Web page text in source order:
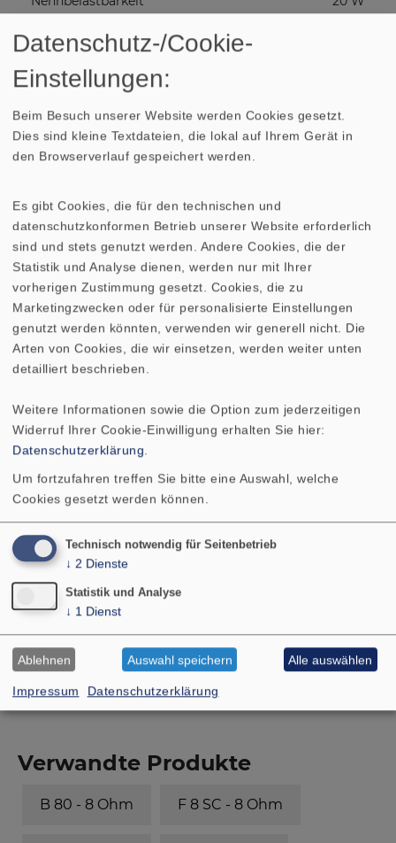
Nennimpedanz Z
Übertragungsbereich (-10
dB)
Mittlerer Schalldruckpegel
Abstrahlwinkel (−6 dB)
Resonanzfrequenz fs
Obere Polplattenhöhe 3 mm
Schwingspulendurchmesser 20 mm
Wickelhöhe 4 mm
Schallwandöffnung
Gewicht netto
Anschlüsse
2,8 x 0,5 mm (+)/2,8
IP Schutzklasse
Temperaturbereich −40 ... 70 °C
Verwandte Produkte
B 80 - 8 Ohm F 8 SC - 8 Ohm
Datenschutz-/Cookie-
Einstellungen:
Beim Besuch unserer Website werden Cookies gesetzt.
Dies sind kleine Textdateien, die lokal auf Ihrem Gerät in
den Browserverlauf gespeichert werden.
Es gibt Cookies, die für den technischen und
datenschutzkonformen Betrieb unserer Website erforderlich
sind und stets genutzt werden. Andere Cookies, die der
Statistik und Analyse dienen, werden nur mit Ihrer
vorherigen Zustimmung gesetzt. Cookies, die zu
Marketingzwecken oder für personalisierte Einstellungen
genutzt werden könnten, verwenden wir generell nicht. Die
Arten von Cookies, die wir einsetzen, werden weiter unten
detailliert beschrieben.
Weitere Informationen sowie die Option zum jederzeitigen
Widerruf Ihrer Cookie-Einwilligung erhalten Sie hier:
Datenschutzerklärung
Um fortzufahren treffen Sie bitte eine Auswahl, welche
Cookies gesetzt werden können.
Impressum Datenschutzerklärung
Technisch notwendig für Seitenbetrieb
↓ 2 Dienste
Statistik und Analyse
↓ 1 Dienst
Ablehnen Auswahl speichern Alle auswählen